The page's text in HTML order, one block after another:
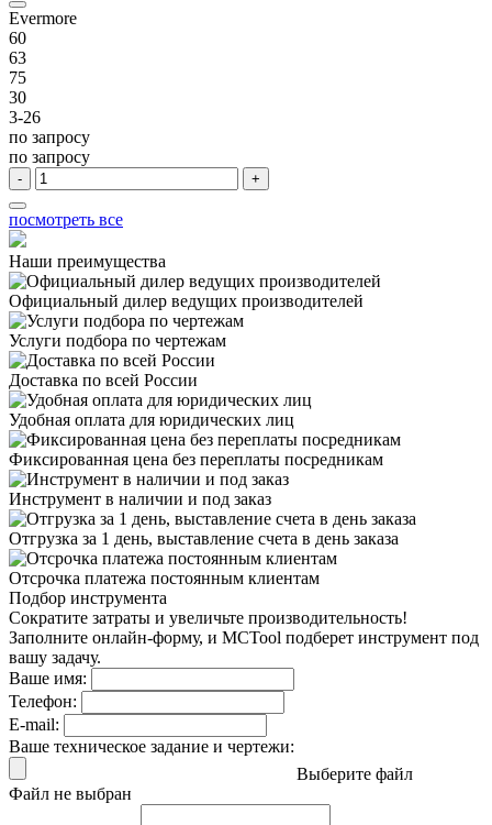
Evermore
60
63
75
30
3-26
по запросу
по запросу
- +
посмотреть все
Наши преимущества
Официальный дилер ведущих производителей
Услуги подбора по чертежам
Доставка по всей России
Удобная оплата для юридических лиц
Фиксированная цена без переплаты посредникам
Инструмент в наличии и под заказ
Отгрузка за 1 день, выставление счета в день заказа
Отсрочка платежа постоянным клиентам
Подбор инструмента
Сократите затраты и увеличьте производительность!
Заполните онлайн-форму, и MCTool подберет инструмент под
вашу задачу.
Ваше имя:
Телефон:
E-mail:
Ваше техническое задание и чертежи:
Выберите файл
Файл не выбран